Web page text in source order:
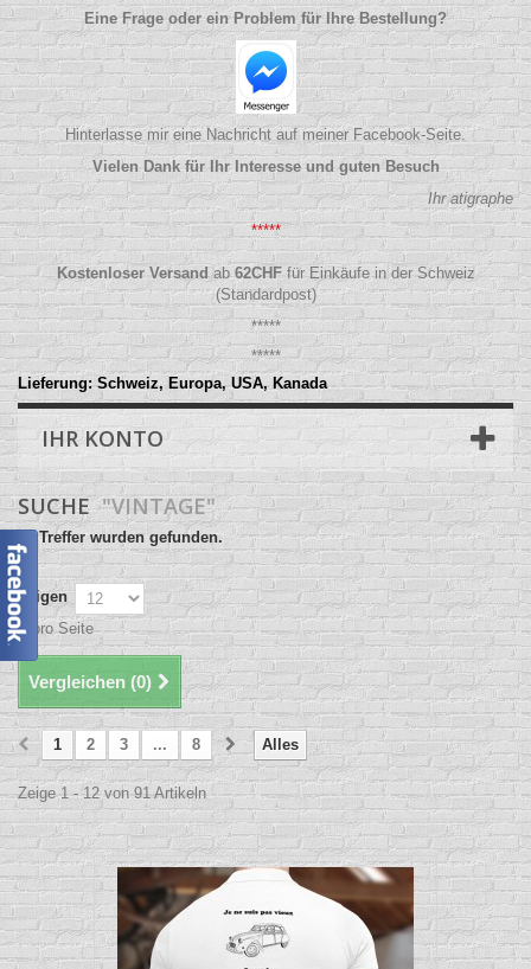
Eine Frage oder ein Problem für Ihre Bestellung?
Hinterlasse mir eine Nachricht auf meiner Facebook-Seite.
Vielen Dank für Ihr Interesse und guten Besuch
Ihr atigraphe
*****
Kostenloser Versandab62CHFfür Einkäufe in der Schweiz
(Standardpost)
*****
*****
Lieferung: Schweiz, Europa, USA, Kanada
IHR KONTO
SUCHE"VINTAGE"
91 Treffer wurden gefunden.
Zeigen
pro Seite
Vergleichen (0)
Alles
1 2 3 ... 8
Zeige 1 - 12 von 91 Artikeln